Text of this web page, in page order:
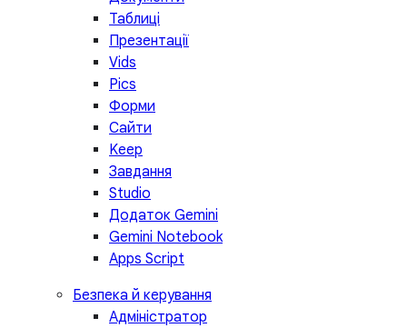
Таблиці
Презентації
Vids
Pics
Форми
Сайти
Keep
Завдання
Studio
Додаток Gemini
Gemini Notebook
Apps Script
Безпека й керування
Адміністратор